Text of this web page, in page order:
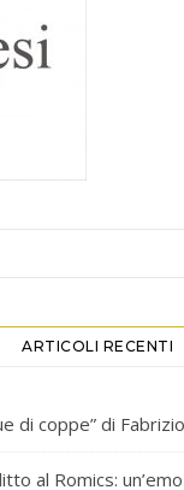
ARTICOLI RECENTI
di coppe” di
al Romics: